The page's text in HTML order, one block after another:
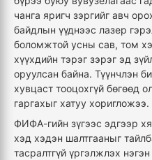
чанга яригч зэргийг авч
байдлын үүднээс лазер
боломжтой усны сав, том
хүүхдийн тэрэг зэрэг эд
оруулсан байна. Түүнчлэн
хувцаст тооцохгүй бөгөөд
гаргахыг хатуу хоригложээ.
ФИФА-гийн зүгээс эдгээр
хэд хэдэн шалтгааныг
тасралтгүй үргэлжлэх